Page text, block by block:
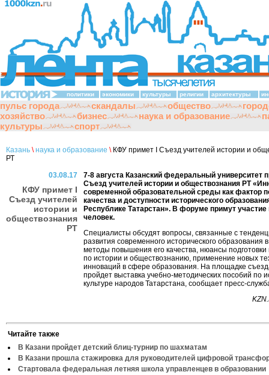
политики экономики культуры религии архитектуры
пульс города скандалы общество
хозяйство
бизнес наука и образование
культуры
спорт
Казань \ наука и образование \КФУ примет I Съезд учителей истории и
РТ
03.08.17
КФУ примет I
Съезд учителей
истории и
обществознания
РТ
7-8 августа Казанский федеральный университет
Съезд учителей истории и обществознания РТ
современной образовательной среды как фактор
качества и доступности исторического
Республике Татарстан». В форуме примут участие
человек.
Специалисты обсудят вопросы, связанные с
развития современного исторического образования
методы повышения его качества, нюансы
по истории и обществознанию, применение новых
инноваций в сфере образования. На площадке
пройдет выставка учебно-методических пособий по
культуре народов Татарстана, сообщает пресс-
Читайте также
В Казани пройдет детский блиц-турнир по шахматам
В Казани прошла стажировка для руководителей цифровой
Стартовала федеральная летняя школа управленцев в образовании